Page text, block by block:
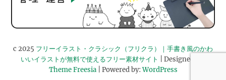
c 2025 フリーイラスト・クラシック（フリクラ）｜手書き風のかわ
いいイラストが無料で使えるフリー素材サイト
| Designed by:
Theme Freesia| Powered by:WordPress